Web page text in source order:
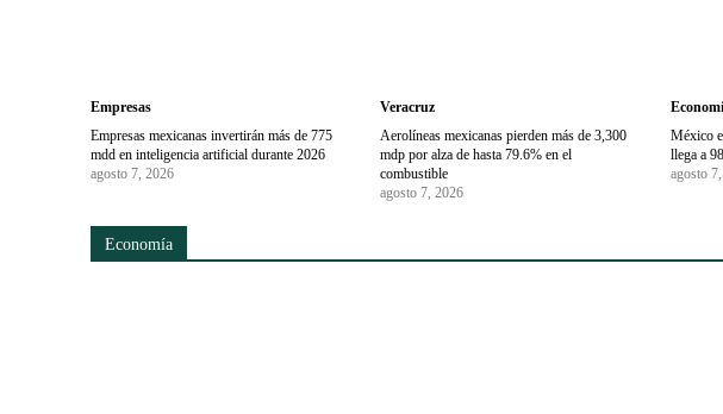
Empresas
Empresas mexicanas invertirán más de 775
mdd en inteligencia artificial durante 2026
agosto 7, 2026
Veracruz
Aerolíneas mexicanas pierden más de 3,300
mdp por alza de hasta 79.6% en el
combustible
agosto 7, 2026
México
llega a
agosto
Economía